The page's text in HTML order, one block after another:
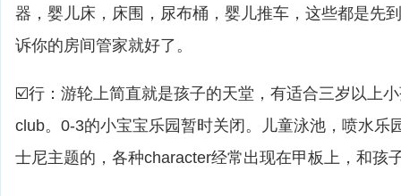
器，婴儿床，床围，尿布桶，婴儿推车，这些都是先
诉你的房间管家就好了。
☑️行：游轮上简直就是孩子的天堂，有适合三岁以上
club。0-3的小宝宝乐园暂时关闭。儿童泳池，喷水乐
士尼主题的，各种character经常出现在甲板上，和孩